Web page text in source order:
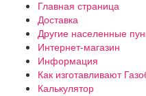
Главная страница
Доставка
Другие населенные
Интернет-магазин
Информация
Как изготавливают
Калькулятор